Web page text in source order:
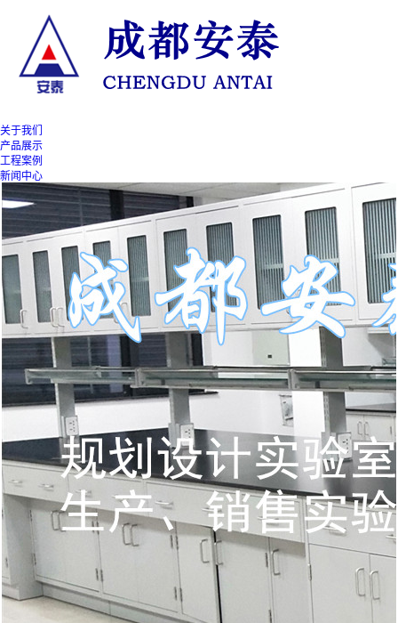
关于我们
产品展示
工程案例
新闻中心